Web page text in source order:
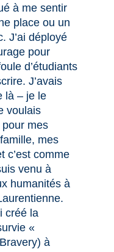
à me sentir
place ou un
J’ai déployé
pour
d’étudiants
J’avais
là – je le
voulais
pour mes
mes
comme
venu à
humanités à
créé la
«
à